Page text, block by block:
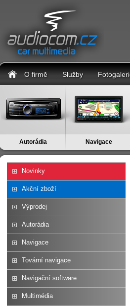
O firmě Služby
Autorádia Navigace
Novinky
Akční zboží
Výprodej
Autorádia
Navigace
Tovární navigace
Navigační software
Multimédia